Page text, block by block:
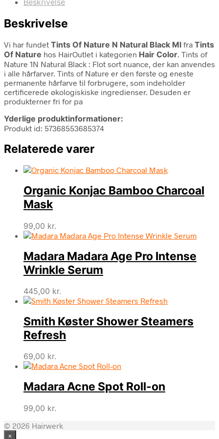
Beskrivelse
Beskrivelse
Vi har fundet Tints Of Nature N Natural Black Ml fra Tints
Of Nature hos HairOutlet i kategorien Hair Color. Tints of
Nature 1N Natural Black : Flot sort nuance, der kan anvendes
i alle hårfarver. Tints of Nature er den første og eneste
permanente hårfarve til forbrugere, som indeholder
certificerede økologiskiske ingredienser. Desuden er
produkterner fri for pa
Yderlige produktinformationer:
Produkt id: 57368553685374
Relaterede varer
Organic Konjac Bamboo Charcoal
Mask
99,00 kr.
Madara Madara Age Pro Intense
Wrinkle Serum
445,00 kr.
Smith Køster Shower Steamers
Refresh
69,00 kr.
Madara Acne Spot Roll-on
99,00 kr.
© 2026 Hairwerk
×